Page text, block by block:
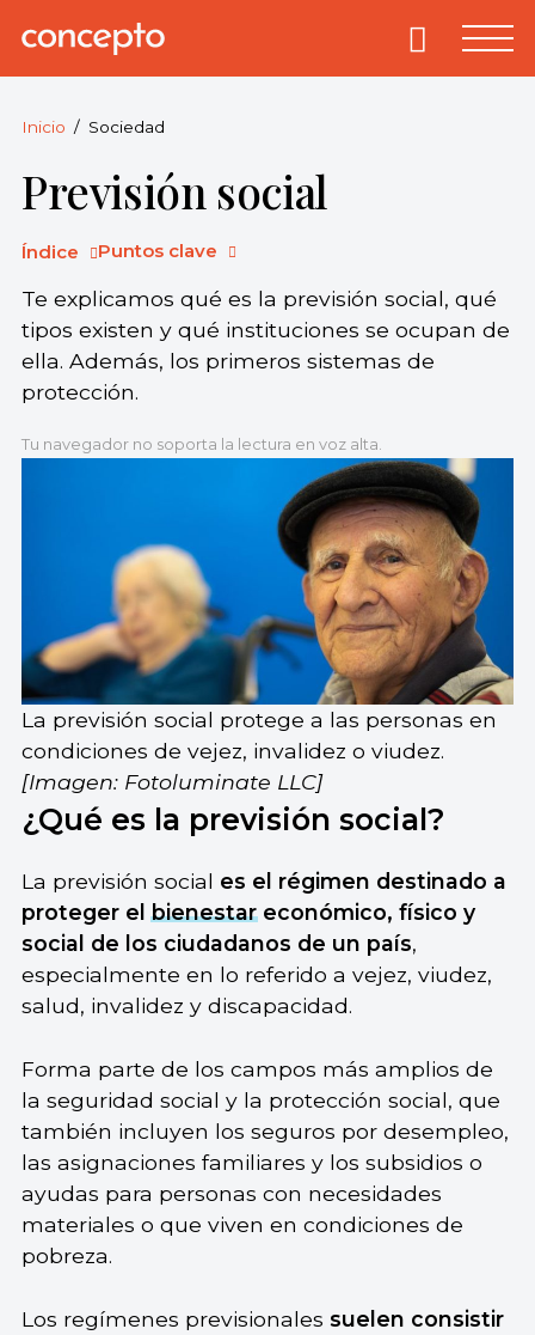
Concepto.
derechos
reservados.
Primary
Inicio Sociedad
Previsión social
Índice Puntos clave
Te explicamos qué es la previsión social, qué
tipos existen y qué instituciones se ocupan de
ella. Además, los primeros sistemas de
protección.
Tu navegador no soporta la lectura en voz alta.
La previsión social protege a las personas en
condiciones de vejez, invalidez o viudez.
[Imagen: Fotoluminate LLC]
¿Qué es la previsión social?
La previsión social es el régimen destinado a
proteger elbienestareconómico, físico y
social de los ciudadanos de un país,
especialmente en lo referido a vejez, viudez,
salud, invalidez y discapacidad.
Forma parte de los campos más amplios de
la seguridad social y la protección social, que
también incluyen los seguros por desempleo,
las asignaciones familiares y los subsidios o
ayudas para personas con necesidades
materiales o que viven en condiciones de
pobreza.
Los regímenes previsionales suelen consistir